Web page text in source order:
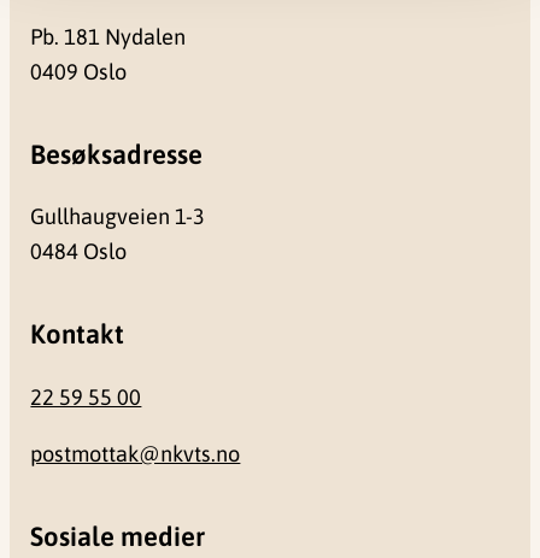
Pb. 181 Nydalen
0409 Oslo
Besøksadresse
Gullhaugveien 1-3
0484 Oslo
Kontakt
22 59 55 00
postmottak@nkvts.no
Sosiale medier